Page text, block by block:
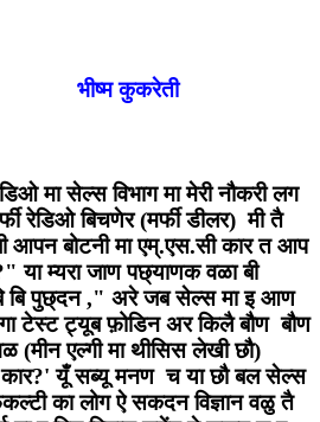
भीष्म कुकरेती
विभाग मा मेरी नौकरी लग
रेडिओ बिचणेर (मर्फी डीलर) मी तै
आपन बोटनी मा एम्.एस.सी कार त आप
या म्यरा जाण पछ्याणक वळा बी
बि पुछ्दन ," अरे जब सेल्स मा इ आण
टेस्ट ट्यूब फ़ोडिन अर किलै बौण बौण
एल्गी मा थीसिस लेखी छौ)
कार?' यूँ सब्यू मनण च या छौ बल सेल्स
का लोग ऐ सकदन विज्ञान वळु तै